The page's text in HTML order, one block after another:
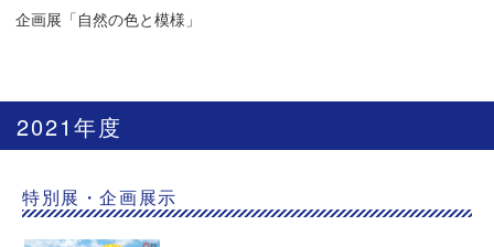
企画展「自然の色と模様」
2021年度
特別展・企画展示